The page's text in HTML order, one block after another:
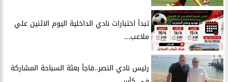
تبدأ اختبارات نادي الداخلية اليوم الاثنين علي
ملاعب...
رئيس نادي النصر..فاجأ بعثة السباحة المشاركة